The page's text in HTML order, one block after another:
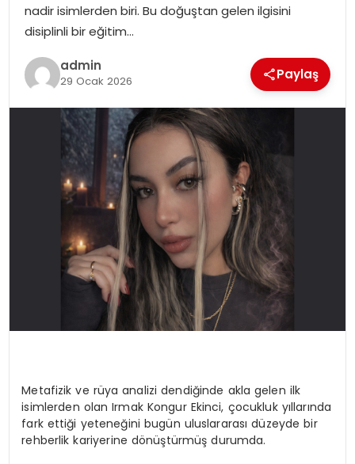
OTOMOBIL
TEKNOLOJI
EKONOMI
nadir isimlerden biri. Bu doğuştan gelen ilgisini
disiplinli bir eğitim…
admin
29 Ocak 2026 Paylaş
Metafizik ve rüya analizi dendiğinde akla gelen ilk
isimlerden olan Irmak Kongur Ekinci, çocukluk yıllarında
fark ettiği yeteneğini bugün uluslararası düzeyde bir
rehberlik kariyerine dönüştürmüş durumda.